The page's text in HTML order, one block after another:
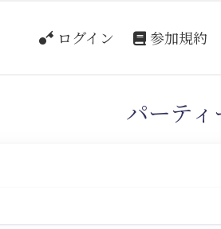
ログイン 参加規約
パーテ